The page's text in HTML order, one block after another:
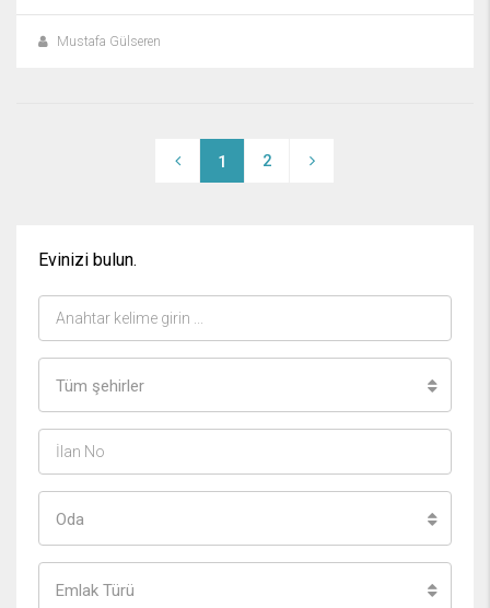
Mustafa Gülseren
1 2
Evinizi bulun.
Tüm şehirler
Oda
Emlak Türü